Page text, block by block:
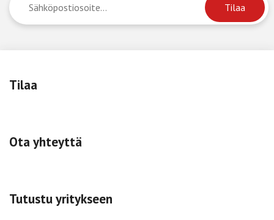
Tilaa
Ota yhteyttä
Tutustu yritykseen